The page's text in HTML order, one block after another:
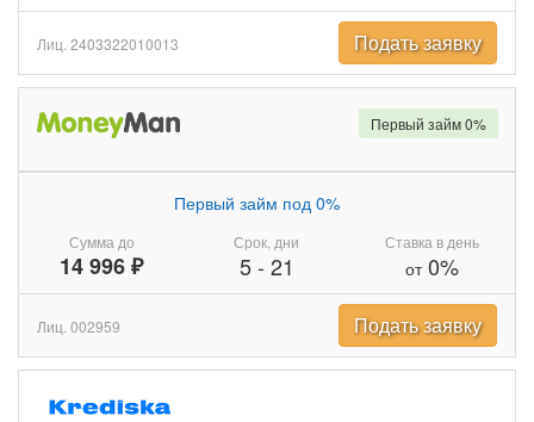
Лиц. 2403322010013 Подать заявку
Сумма до
14 996 ₽
Первый займ под 0%
Срок, дни
5- 21
Ставка в день
от0%
Первый займ 0%
Лиц. 002959 Подать заявку